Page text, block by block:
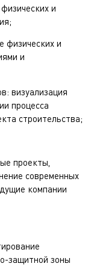
и
физических и
и
визуализация
процесса
строительства;
проекты,
современных
компании
защитной зоны